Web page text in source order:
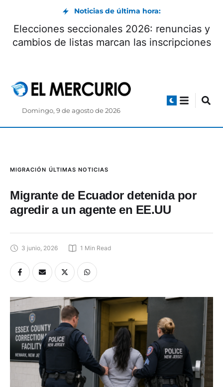
Noticias de última hora:
Elecciones seccionales 2026: renuncias y
cambios de listas marcan las inscripciones
Domingo, 9 de agosto de 2026
MIGRACIÓN ÚLTIMAS NOTICIAS
Migrante de Ecuador detenida por
agredir a un agente en EE.UU
3 junio, 2026 1 Min Read